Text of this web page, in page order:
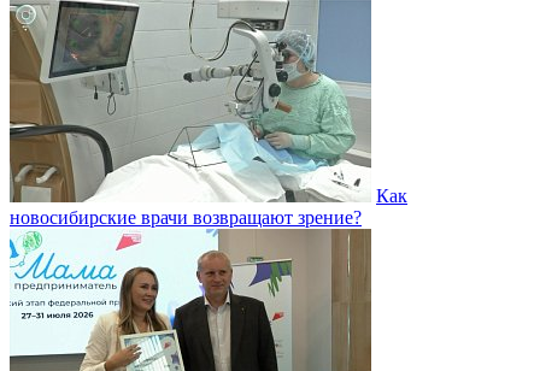
Как
новосибирские врачи возвращают зрение?